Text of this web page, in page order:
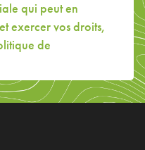
qui peut en
exercer vos droits,
de